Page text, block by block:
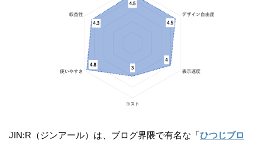
JIN:R（ジンアール）は、ブログ界隈で有名な「 ひつじブロ